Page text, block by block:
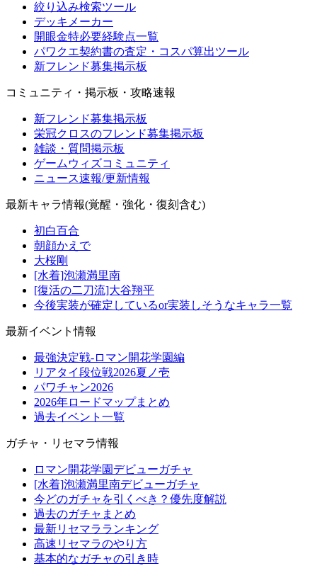
絞り込み検索ツール
デッキメーカー
開眼金特必要経験点一覧
パワクエ契約書の査定・コスパ算出ツール
新フレンド募集掲示板
コミュニティ・掲示板・攻略速報
新フレンド募集掲示板
栄冠クロスのフレンド募集掲示板
雑談・質問掲示板
ゲームウィズコミュニティ
ニュース速報/更新情報
最新キャラ情報(覚醒・強化・復刻含む)
初白百合
朝顔かえで
大桜剛
[水着]泡瀬満里南
[復活の二刀流]大谷翔平
今後実装が確定しているor実装しそうなキャラ一覧
最新イベント情報
最強決定戦-ロマン開花学園編
リアタイ段位戦2026夏ノ壱
パワチャン2026
2026年ロードマップまとめ
過去イベント一覧
ガチャ・リセマラ情報
ロマン開花学園デビューガチャ
[水着]泡瀬満里南デビューガチャ
今どのガチャを引くべき？優先度解説
過去のガチャまとめ
最新リセマラランキング
高速リセマラのやり方
基本的なガチャの引き時